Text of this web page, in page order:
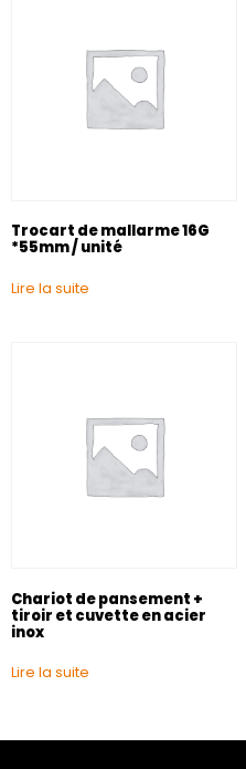
Trocart de mallarme 16G
*55mm / unité
Lire la suite
Chariot de pansement +
tiroir et cuvette en acier
inox
Lire la suite